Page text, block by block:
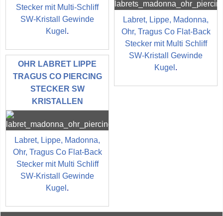
Stecker mit Multi-Schliff
SW-Kristall Gewinde
Kugel .
Labret, Lippe, Madonna,
Ohr, Tragus Co Flat-Back
Stecker mit Multi Schliff
SW-Kristall Gewinde
Kugel .
OHR LABRET LIPPE
TRAGUS CO PIERCING
STECKER SW
KRISTALLEN
Labret, Lippe, Madonna,
Ohr, Tragus Co Flat-Back
Stecker mit Multi Schliff
SW-Kristall Gewinde
Kugel .